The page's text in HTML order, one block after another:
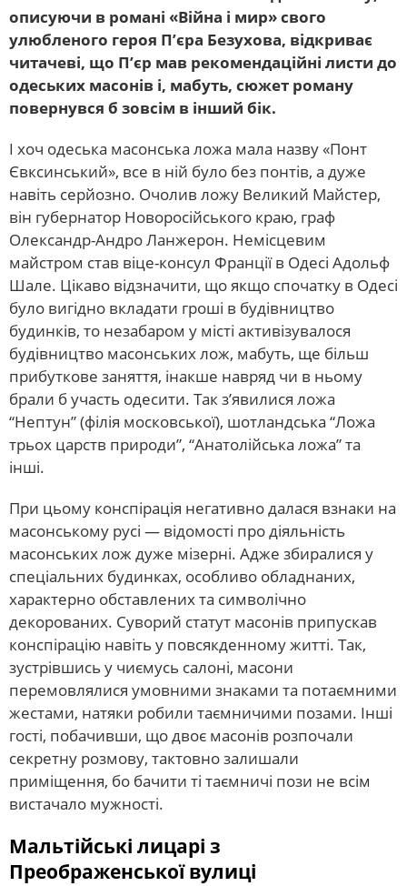
описуючи в романі «Війна і мир» свого
улюбленого героя П’єра Безухова, відкриває
читачеві, що П’єр мав рекомендаційні листи до
одеських масонів і, мабуть, сюжет роману
повернувся б зовсім в інший бік.
І хоч одеська масонська ложа мала назву «Понт
Євксинський», все в ній було без понтів, а дуже
навіть серйозно. Очолив ложу Великий Майстер,
він губернатор Новоросійського краю, граф
Олександр-Андро Ланжерон. Немісцевим
майстром став віце-консул Франції в Одесі Адольф
Шале. Цікаво відзначити, що якщо спочатку в Одесі
було вигідно вкладати гроші в будівництво
будинків, то незабаром у місті активізувалося
будівництво масонських лож, мабуть, ще більш
прибуткове заняття, інакше навряд чи в ньому
брали б участь одесити. Так з’явилися ложа
“Нептун” (філія московської), шотландська “Ложа
трьох царств природи”, “Анатолійська ложа” та
інші.
При цьому конспірація негативно далася взнаки на
масонському русі — відомості про діяльність
масонських лож дуже мізерні. Адже збиралися у
спеціальних будинках, особливо обладнаних,
характерно обставлених та символічно
декорованих. Суворий статут масонів припускав
конспірацію навіть у повсякденному житті. Так,
зустрівшись у чиємусь салоні, масони
перемовлялися умовними знаками та потаємними
жестами, натяки робили таємничими позами. Інші
гості, побачивши, що двоє масонів розпочали
секретну розмову, тактовно залишали
приміщення, бо бачити ті таємничі пози не всім
вистачало мужності.
Мальтійські лицарі з
Преображенської вулиці